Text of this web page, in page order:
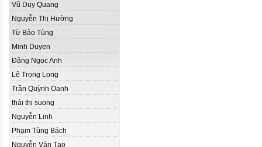
Vũ Duy Quang
Nguyễn Thị Hường
Từ Bảo Tùng
Minh Duyen
Đặng Ngọc Anh
Lê Trọng Long
Trần Quỳnh Oanh
thái thị suong
Nguyễn Linh
Phạm Tùng Bách
Nguyễn Văn Tạo